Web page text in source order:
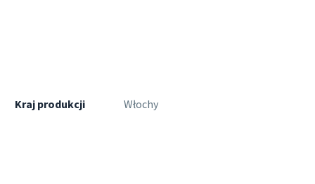
Kraj produkcji Włochy